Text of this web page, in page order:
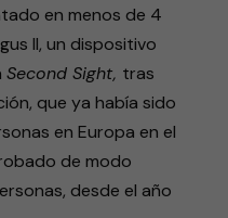
en menos de 4
II, un dispositivo
Second Sight, tras
que ya había sido
en Europa en el
de modo
desde el año